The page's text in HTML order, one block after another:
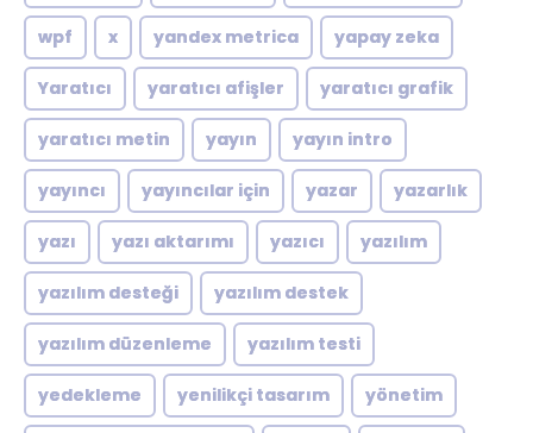
wpf x yandex metrica yapay zeka
Yaratıcı yaratıcı afişler yaratıcı grafik
yaratıcı metin yayın yayın intro
yayıncı yayıncılar için yazar yazarlık
yazı yazı aktarımı yazıcı yazılım
yazılım desteği yazılım destek
yazılım düzenleme yazılım testi
yedekleme yenilikçi tasarım yönetim